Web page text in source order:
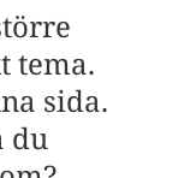
tema.
sida.
du